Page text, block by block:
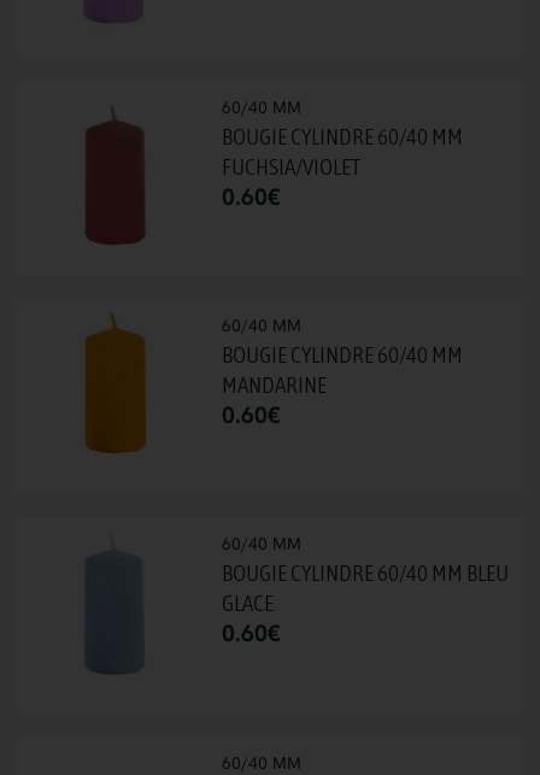
60/40 MM
BOUGIE CYLINDRE 60/40 MM
FUCHSIA/VIOLET
0.60€
60/40 MM
BOUGIE CYLINDRE 60/40 MM
MANDARINE
0.60€
60/40 MM
BOUGIE CYLINDRE 60/40 MM BLEU
GLACE
0.60€
60/40 MM